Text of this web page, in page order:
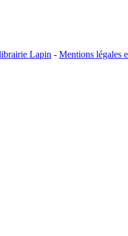
Lapin - Mentions légales